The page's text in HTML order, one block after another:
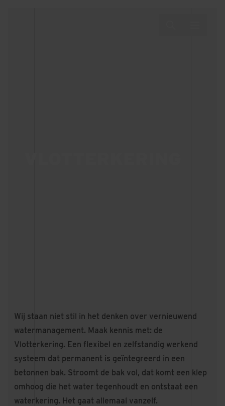
Wij staan niet stil in het denken over vernieuwend
watermanagement. Maak kennis met: de
Vlotterkering. Een flexibel en zelfstandig werkend
systeem dat permanent is geïntegreerd in een
betonnen bak. Stroomt de bak vol, dat komt een klep
omhoog die het water tegenhoudt en ontstaat een
waterkering. Het gaat allemaal vanzelf.